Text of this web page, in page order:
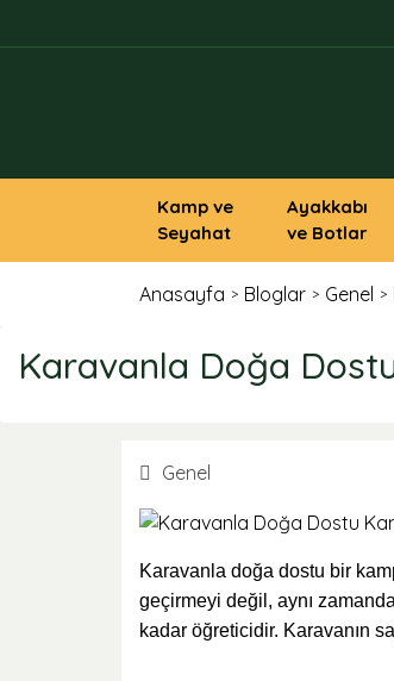
Kamp ve
Seyahat
Ayakkabı
ve Botlar
Anasayfa Bloglar Genel
Karavanla Doğa
Genel
Karavanla doğa dostu bir
geçirmeyi değil, aynı
kadar öğreticidir. Karavanın